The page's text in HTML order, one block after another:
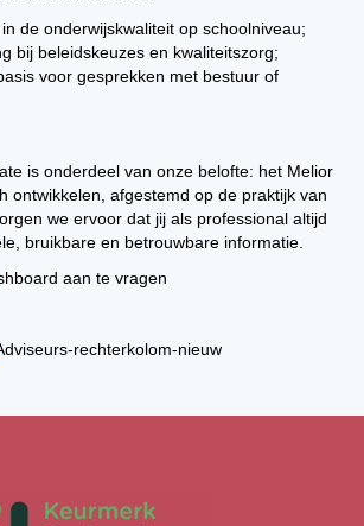
de onderwijskwaliteit op schoolniveau;
bij beleidskeuzes en kwaliteitszorg;
voor gesprekken met bestuur of
is onderdeel van onze belofte: het Melior
ontwikkelen, afgestemd op de praktijk van
we ervoor dat jij als professional altijd
bruikbare en betrouwbare informatie.
aan te vragen